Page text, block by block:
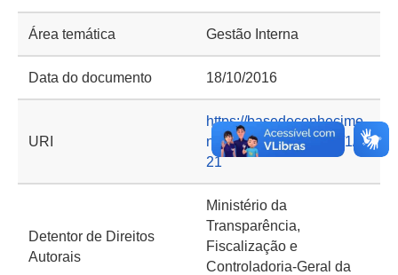
Área temática Gestão Interna
Data do documento 18/10/2016
URI
https://basedeconhecime
nto.cgu.gov.br/handle/1/6
21
Detentor de Direitos
Autorais
Ministério da
Transparência,
Fiscalização e
Controladoria-Geral da